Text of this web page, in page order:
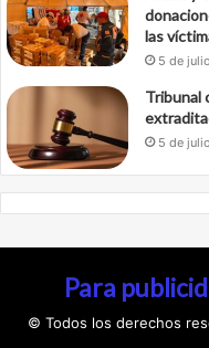
las
5 de
Tribunal
5 de
Para
© Todos los derechos